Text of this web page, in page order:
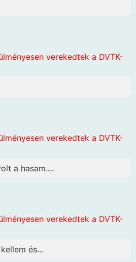
verekedtek a DVTK-
verekedtek a DVTK-
a hasam....
verekedtek a DVTK-
és...